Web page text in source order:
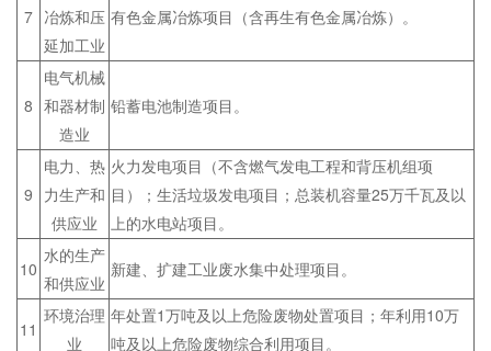
7 冶炼和压
延加工业
有色金属冶炼项目（含再生有色金属冶炼）。
8
电气机械
和器材制
造业
铅蓄电池制造项目。
9
电力、热
力生产和
供应业
火力发电项目（不含燃气发电工程和背压机组项
目）；生活垃圾发电项目；总装机容量25万千瓦及以
上的水电站项目。
10
水的生产
和供应业
新建、扩建工业废水集中处理项目。
11
环境治理
业
年处置1万吨及以上危险废物处置项目；年利用10万
吨及以上危险废物综合利用项目。